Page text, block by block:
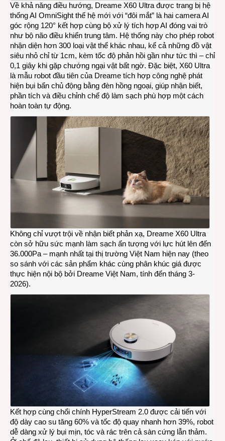
Về khả năng điều hướng, Dreame X60 Ultra được trang bị hệ
thống AI OmniSight thế hệ mới với “đôi mắt” là hai camera AI
góc rộng 120° kết hợp cùng bộ xử lý tích hợp AI đóng vai trò
như bộ não điều khiển trung tâm. Hệ thống này cho phép robot
nhận diện hơn 300 loại vật thể khác nhau, kể cả những đồ vật
siêu nhỏ chỉ từ 1cm, kèm tốc độ phản hồi gần như tức thì – chỉ
0,1 giây khi gặp chướng ngại vật bất ngờ. Đặc biệt, X60 Ultra
là mẫu robot đầu tiên của Dreame tích hợp công nghệ phát
hiện bụi bẩn chủ động bằng đèn hồng ngoại, giúp nhận biết,
phần tích và điều chỉnh chế độ làm sạch phù hợp một cách
hoàn toàn tự động.
Không chỉ vượt trội về nhận biết phản xạ, Dreame X60 Ultra
còn sở hữu sức mạnh làm sạch ấn tượng với lực hút lên đến
36.000Pa – mạnh nhất tại thị trường Việt Nam hiện nay (theo
so sánh với các sản phẩm khác cùng phân khúc giá được
thực hiện nội bộ bởi Dreame Việt Nam, tính đến tháng 3-
2026).
Kết hợp cùng chổi chính HyperStream 2.0 được cải tiến với
độ dày cao su tăng 60% và tốc độ quay nhanh hơn 39%, robot
dễ dàng xử lý bụi mịn, tóc và rác trên cả sàn cứng lẫn thảm.